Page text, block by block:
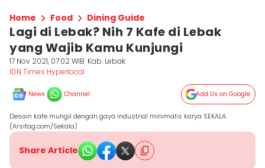
Home Food Dining Guide
Lagi di Lebak? Nih 7 Kafe di Lebak
yang Wajib Kamu Kunjungi
17 Nov 2021, 07:02 WIB Kab. Lebak
IDN Times Hyperlocal
News Channel Add Us on Google
Desain kafe mungil dengan gaya industrial minimalis karya SEKALA.
(Arsitag.com/Sekala)
Share Article